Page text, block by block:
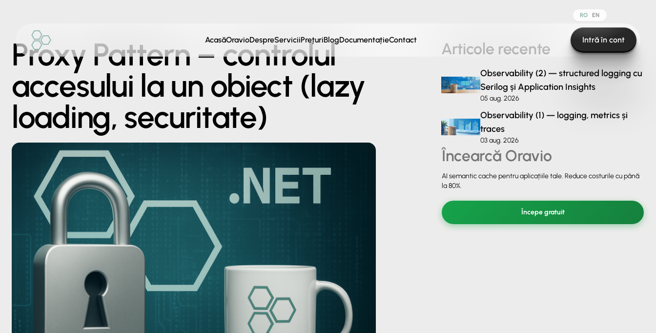
RO EN
AcasăOravioDespreServiciiPrețuriBlogDocumentațieContact Intră în cont
Proxy Pattern – controlul
accesului la un obiect (lazy
loading, securitate)
Articole recente
Observability (2) — structured logging cu
Serilog și Application Insights
05 aug. 2026
Observability (1) — logging, metrics și
traces
03 aug. 2026
Încearcă Oravio
AI semantic cache pentru aplicațiile tale. Reduce costurile cu până
la 80%.
Începe gratuit